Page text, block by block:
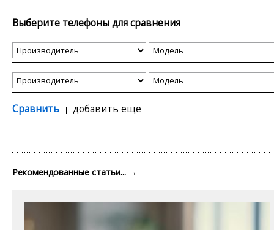
Выберите телефоны для сравнения
Сравнить добавить еще
Рекомендованные статьи... →